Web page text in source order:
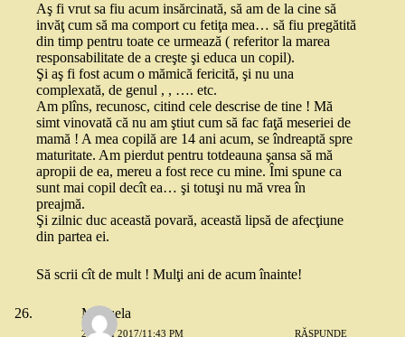
Aş fi vrut sa fiu acum insărcinată, să am de la cine să
invăţ cum să ma comport cu fetiţa mea… să fiu pregătită
din timp pentru toate ce urmează ( referitor la marea
responsabilitate de a creşte şi educa un copil).
Şi aş fi fost acum o mămică fericită, şi nu una
complexată, de genul , , …. etc.
Am plîns, recunosc, citind cele descrise de tine ! Mă
simt vinovată că nu am ştiut cum să fac faţă meseriei de
mamă ! A mea copilă are 14 ani acum, se îndreaptă spre
maturitate. Am pierdut pentru totdeauna şansa să mă
apropii de ea, mereu a fost rece cu mine. Îmi spune ca
sunt mai copil decît ea… şi totuşi nu mă vrea în
preajmă.
Şi zilnic duc această povară, această lipsă de afecţiune
din partea ei.
Să scrii cît de mult ! Mulţi ani de acum înainte!
Manuela
27 MAI 2017/11:43 PM RĂSPUNDE